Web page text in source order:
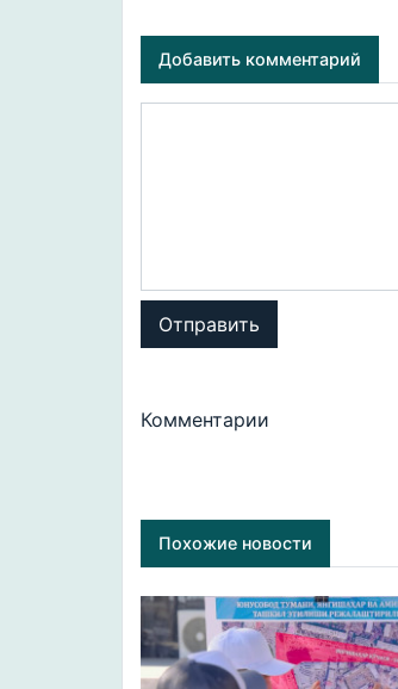
Добавить комментарий
Отправить
Комментарии
Похожие новости